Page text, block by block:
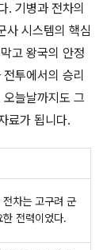
. 기병과 전차의
사 시스템의 핵심
고 왕국의 안정
투에서의 승리
늘날까지도 그
료가 됩니다.
전차는 고구려 군
한 전력이었다.